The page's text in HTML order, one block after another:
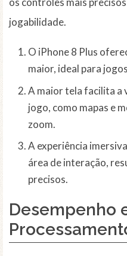
jogabilidade.
O iPhone 8 Plus
maior, ideal para
A maior tela facilita a
jogo, como mapas e
zoom.
A experiência
área de interação,
precisos.
Desempenho